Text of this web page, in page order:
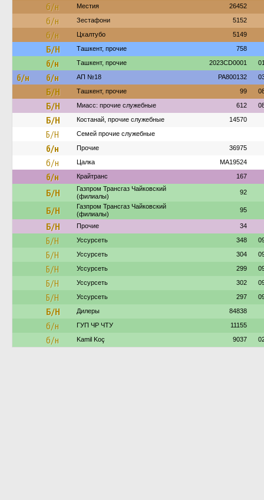
б/н Местия 26452
б/н Зестафони 5152
б/н Цхалтубо 5149
Б/Н Ташкент, прочие 758
б/н Ташкент, прочие 2023CD0001
б/н б/н АП №18 PA800132
Б/Н Ташкент, прочие 99
Б/Н Миасс: прочие служебные 612
Б/Н Костанай, прочие служебные 14570
Б/Н Семей прочие служебные
б/н Прочие 36975
б/н Цалка MA19524
б/н Крайтранс 167
Б/Н
Газпром Трансгаз Чайковский
(филиалы)
92
Б/Н
Газпром Трансгаз Чайковский
(филиалы)
95
Б/Н Прочие 34
Б/Н Уссурсеть 348
Б/Н Уссурсеть 304
Б/Н Уссурсеть 299
Б/Н Уссурсеть 302
Б/Н Уссурсеть 297
Б/Н Дилеры 84838
б/н ГУП ЧР ЧТУ 11155
б/н Kamil Koç 9037